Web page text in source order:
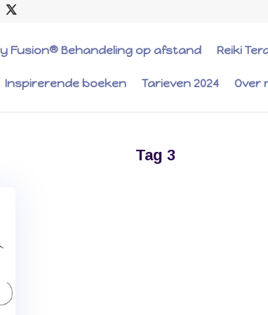
Fusion® Behandeling op afstand Reiki
Inspirerende boeken Tarieven 2024 Over
Tag 3